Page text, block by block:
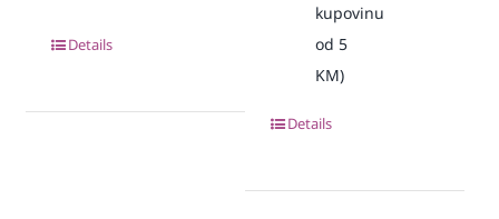
Details
kupovinu
od 5
KM)
Details